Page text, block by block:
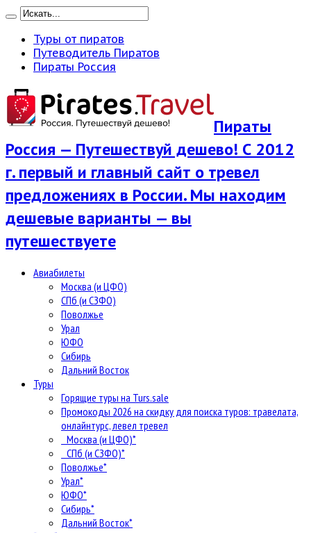
Туры от пиратов
Путеводитель Пиратов
Пираты Россия
Пираты
Россия — Путешествуй дешево! С 2012
г. первый и главный сайт о тревел
предложениях в России. Мы находим
дешевые варианты — вы
путешествуете
Авиабилеты
Москва (и ЦФО)
СПб (и СЗФО)
Поволжье
Урал
ЮФО
Сибирь
Дальний Восток
Туры
Горящие туры на Turs.sale
Промокоды 2026 на скидку для поиска туров: травелата,
онлайнтурс, левел тревел
Москва (и ЦФО)*
СПб (и СЗФО)*
Поволжье*
Урал*
ЮФО*
Сибирь*
Дальний Восток*